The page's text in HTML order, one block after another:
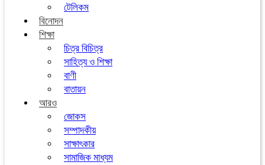
টেলিকম
বিনোদন
শিক্ষা
চিত্র বিচিত্র
সাহিত্য ও শিক্ষা
বাণী
বাতায়ন
আরও
জোকস
সম্পাদকীয়
সাক্ষাৎকার
সামাজিক মাধ্যম